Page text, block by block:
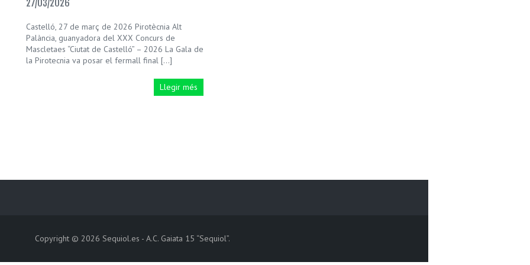
27/03/2026
Castelló, 27 de març de 2026 Pirotècnia Alt
Palància, guanyadora del XXX Concurs de
Mascletaes “Ciutat de Castelló” – 2026 La Gala de
la Pirotecnia va posar el fermall final […]
Llegir més
Copyright © 2026 Sequiol.es - A.C. Gaiata 15 “Sequiol”.